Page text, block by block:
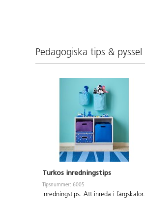
Pedagogiska tips & pyssel
Turkos inredningstips
Tipsnummer: 6005
Inredningstips. Att inreda i färgskalor.